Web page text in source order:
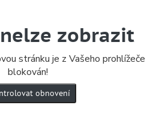
zobrazit
stránku je z Vašeho prohlížeče
blokován!
obnovení